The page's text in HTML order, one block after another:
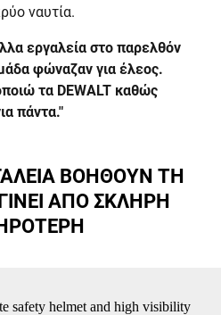
ναυτία.
εργαλεία στο παρελθόν
φώναζαν για έλεος.
τα DEWALT καθώς
πάντα."
ΒΟΗΘΟΥΝ ΤΗ
ΑΠΟ ΣΚΛΗΡΗ